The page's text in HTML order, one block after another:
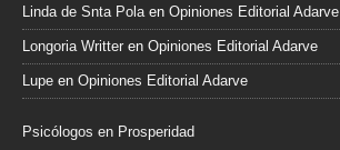
Linda de Snta Polaen Opiniones Editorial Adarve
Longoria Writter en Opiniones Editorial Adarve
Lupe en Opiniones Editorial Adarve
Psicólogos en Prosperidad